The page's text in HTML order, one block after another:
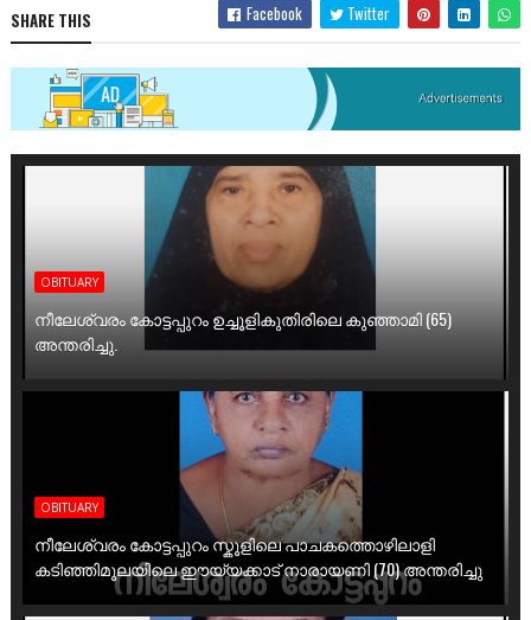
SHARE THIS Facebook Twitter
OBITUARY
നീലേശ്വരം കോട്ടപ്പുറം ഉച്ചൂളികുതിരിലെ കുഞ്ഞാമി (65)
അന്തരിച്ചു.
OBITUARY
നീലേശ്വരം കോട്ടപ്പുറം സ്കൂളിലെ പാചകത്തൊഴിലാളി
കടിഞ്ഞിമൂലയിലെ ഈയ്യക്കാട് നാരായണി (70) അന്തരിച്ചു